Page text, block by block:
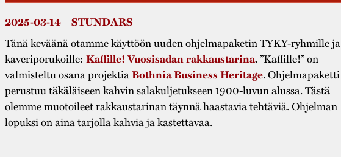
2025-03-14
STUNDARS
Tänä keväänä otamme käyttöön uuden ohjelmapaketin TYKY-ryhmille ja
kaveriporukoille: Kaffille! Vuosisadan rakkaustarina. ”Kaffille!” on
valmisteltu osana projektiaBothnia Business Heritage. Ohjelmapaketti
perustuu täkäläiseen kahvin salakuljetukseen 1900-luvun alussa. Tästä
olemme muotoileet rakkaustarinan täynnä haastavia tehtäviä. Ohjelman
lopuksi on aina tarjolla kahvia ja kastettavaa.